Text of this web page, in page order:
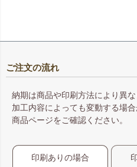
ご注文の流れ
納期は商品や印刷方法により異
加工内容によっても変動する場
商品ページをご確認ください。
印刷ありの場合